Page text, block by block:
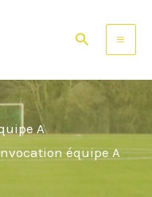
Rechercher
A
équipe A